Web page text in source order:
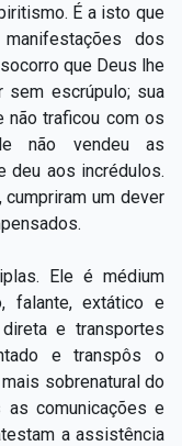
É a isto que
dos
que Deus lhe
sem escrúpulo; sua
não traficou com os
não vendeu as
deu aos incrédulos.
um dever
Ele é médium
falante, extático e
e transportes
e transpôs o
sobrenatural do
as comunicações e
a assistência